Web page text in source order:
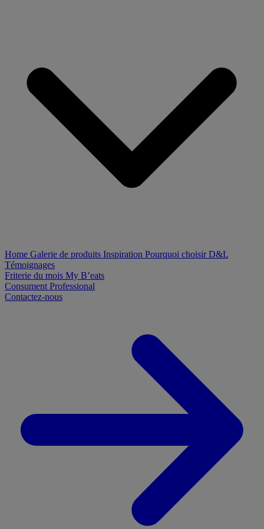
Home Galerie de produits Inspiration Pourquoi choisir D&L
Témoignages
Friterie du mois My B’eats
Consument Professional
Contactez-nous